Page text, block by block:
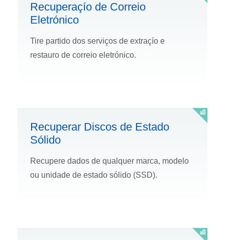
Recuperaçío de Correio
Eletrónico
Tire partido dos serviços de extraçío e
restauro de correio eletrónico.
Recuperar Discos de Estado
Sólido
Recupere dados de qualquer marca, modelo
ou unidade de estado sólido (SSD).